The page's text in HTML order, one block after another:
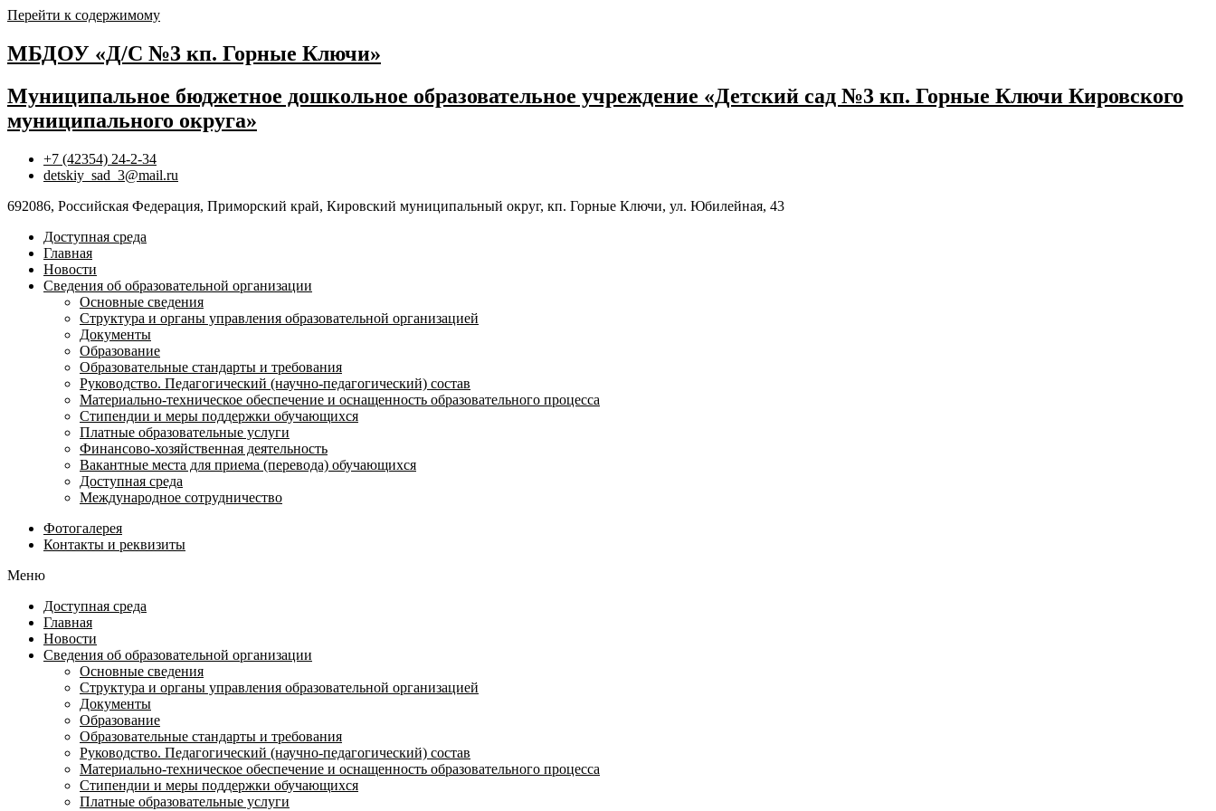
Перейти к содержимому
МБДОУ «Д/С №3 кп. Горные Ключи»
Муниципальное бюджетное дошкольное образовательное учреждение «Детский сад №3 кп. Горные Ключи Кировского
муниципального округа»
+7 (42354) 24-2-34
detskiy_sad_3@mail.ru
692086, Российская Федерация, Приморский край, Кировский муниципальный округ, кп. Горные Ключи, ул. Юбилейная, 43
Доступная среда
Главная
Новости
Сведения об образовательной организации
Основные сведения
Структура и органы управления образовательной организацией
Документы
Образование
Образовательные стандарты и требования
Руководство. Педагогический (научно-педагогический) состав
Материально-техническое обеспечение и оснащенность образовательного процесса
Стипендии и меры поддержки обучающихся
Платные образовательные услуги
Финансово-хозяйственная деятельность
Вакантные места для приема (перевода) обучающихся
Доступная среда
Международное сотрудничество
Фотогалерея
Контакты и реквизиты
Меню
Доступная среда
Главная
Новости
Сведения об образовательной организации
Основные сведения
Структура и органы управления образовательной организацией
Документы
Образование
Образовательные стандарты и требования
Руководство. Педагогический (научно-педагогический) состав
Материально-техническое обеспечение и оснащенность образовательного процесса
Стипендии и меры поддержки обучающихся
Платные образовательные услуги